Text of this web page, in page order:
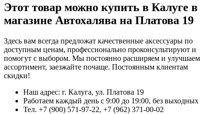
Этот товар можно купить в Калуге в
магазине Автохалява на Платова 19
Здесь вам всегда предложат качественные аксессуары по
доступным ценам, профессионально проконсультируют и
помогут с выбором. Мы постоянно расширяем и улучшаем
ассортимент, заезжайте почаще. Постоянным клиентам
скидки!
Наш адрес: г. Калуга, ул. Платова 19
Работаем каждый день с 9:00 до 19:00, без выходных
Тел. +7 (900) 571-97-22, +7 (962) 371-00-02